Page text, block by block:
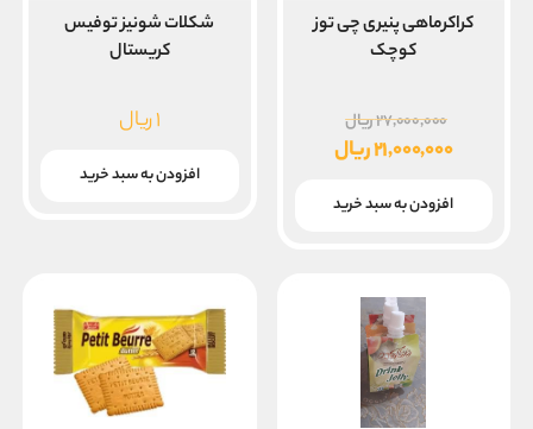
کراکرماهی پنیری چی توز
کوچک
۲۷,۰۰۰,۰۰۰ریال
اصلی
بود.
۲۱,۰۰۰,۰۰۰ریال
فعلی
افزودن به سبد خرید
شکلات شونیز توفیس
کریستال
۱ریال
افزودن به سبد خرید